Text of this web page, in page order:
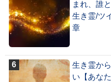
まれ、誰
生き霊/ツ
章
生き霊か
い【あな